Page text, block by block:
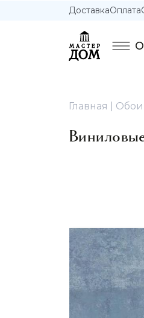
ДоставкаОплата
Главная Обои